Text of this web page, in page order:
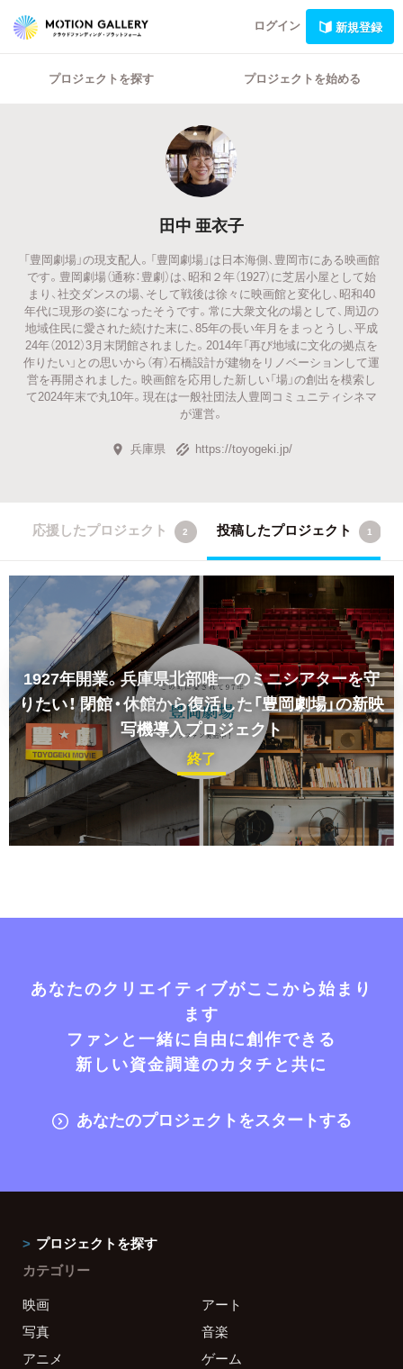
ログイン 新規登録
プロジェクトを探す プロジェクトを始める
田中 亜衣子
「豊岡劇場」の現支配人。「豊岡劇場」は日本海側、豊岡市にある映画館
です。豊岡劇場（通称：豊劇）は、昭和２年（1927）に芝居小屋として始
まり、社交ダンスの場、そして戦後は徐々に映画館と変化し、昭和40
年代に現形の姿になったそうです。常に大衆文化の場として、周辺の
地域住民に愛された続けた末に、85年の長い年月をまっとうし、平成
24年（2012）3月末閉館されました。2014年「再び地域に文化の拠点を
作りたい」との思いから（有）石橋設計が建物をリノベーションして運
営を再開されました。映画館を応用した新しい「場」の創出を模索し
て2024年末で丸10年。現在は一般社団法人豊岡コミュニティシネマ
が運営。
兵庫県 https://toyogeki.jp/
応援したプロジェクト 2 投稿したプロジェクト 1
1927年開業。兵庫県北部唯一のミニシアターを守
りたい！閉館・休館から復活した「豊岡劇場」の新映
写機導入プロジェクト
終了
あなたのクリエイティブがここから始まり
ます
ファンと一緒に自由に創作できる
新しい資金調達のカタチと共に
あなたのプロジェクトをスタートする
プロジェクトを探す
カテゴリー
映画
アート
写真
音楽
アニメ
ゲーム